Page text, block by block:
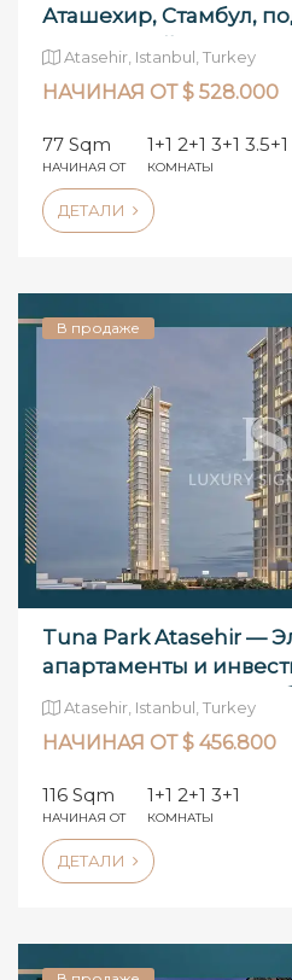
Аташехир, Стамбул,
инвестиций.
Atasehir, Istanbul, Turkey
НАЧИНАЯ ОТ $ 528.000
77 Sqm
НАЧИНАЯ ОТ
1+1 2+1 3+1 3.5+1
КОМНАТЫ
ДЕТАЛИ
В продаже
Tuna Park Atasehir —
апартаменты и
недвижимость в
Atasehir, Istanbul, Turkey
НАЧИНАЯ ОТ $ 456.800
116 Sqm
НАЧИНАЯ ОТ
1+1 2+1 3+1
КОМНАТЫ
ДЕТАЛИ